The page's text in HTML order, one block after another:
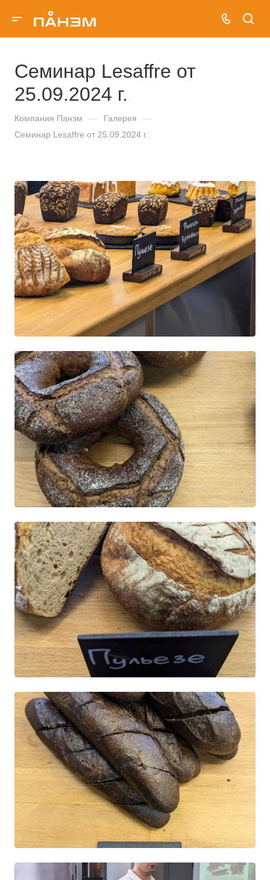
Семинар Lesaffre от
25.09.2024 г.
Компания Панэм — Галерея —
Семинар Lesaffre от 25.09.2024 г.